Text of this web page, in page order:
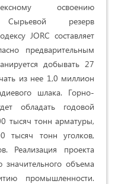
освоению
Cырьевой резерв
JORC составляет
предварительным
добывать 27
из нее 1,0 миллион
шлака. Горно-
обладать годовой
тысяч тонн арматуры,
тысяч тонн уголков,
Реализация проекта
значительного объема
промышленности.